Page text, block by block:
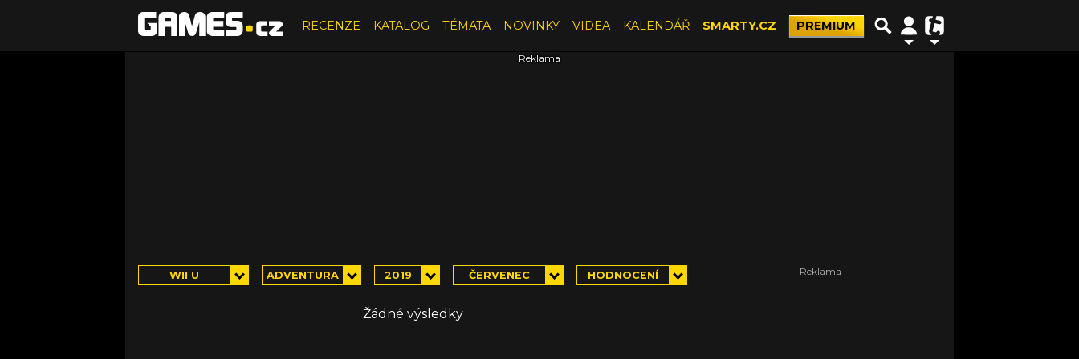
RECENZE KATALOG TÉMATA NOVINKY VIDEA KALENDÁŘ SMARTY.CZ PREMIUM
WII U ADVENTURA 2019 ČERVENEC HODNOCENÍ
Žádné výsledky